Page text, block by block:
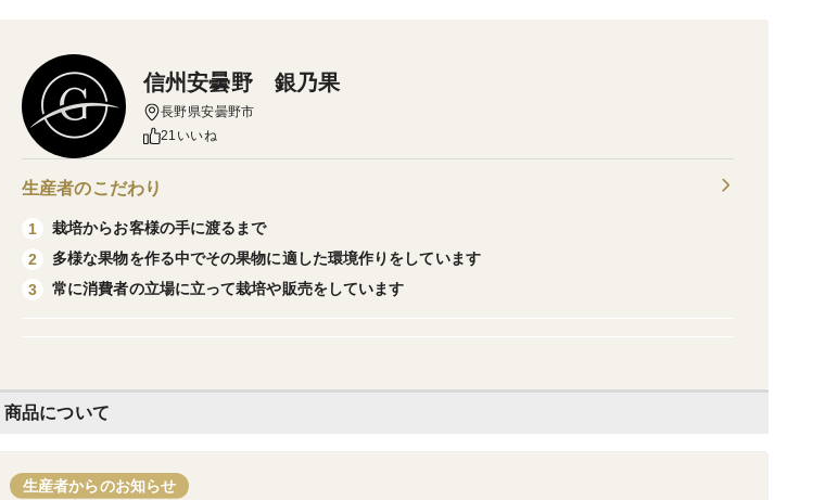
商品について
生産者からのお知らせ
信州安曇野 銀乃果
長野県安曇野市
21いいね
生産者のこだわり
1
栽培からお客様の手に渡るまで
2
多様な果物を作る中でその果物に適した環境作りをしています
3
常に消費者の立場に立って栽培や販売をしています